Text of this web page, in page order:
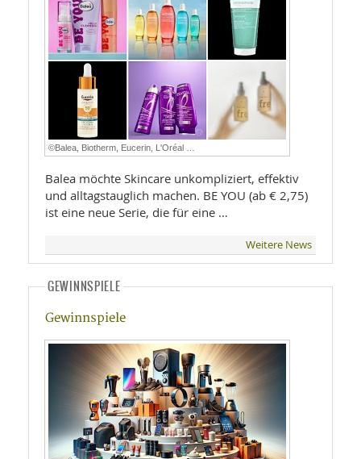
©Balea, Biotherm, Eucerin, L'Oréal …
Balea möchte Skincare unkompliziert, effektiv
und alltagstauglich machen. BE YOU (ab € 2,75)
ist eine neue Serie, die für eine …
Weitere News
GEWINNSPIELE
Gewinnspiele